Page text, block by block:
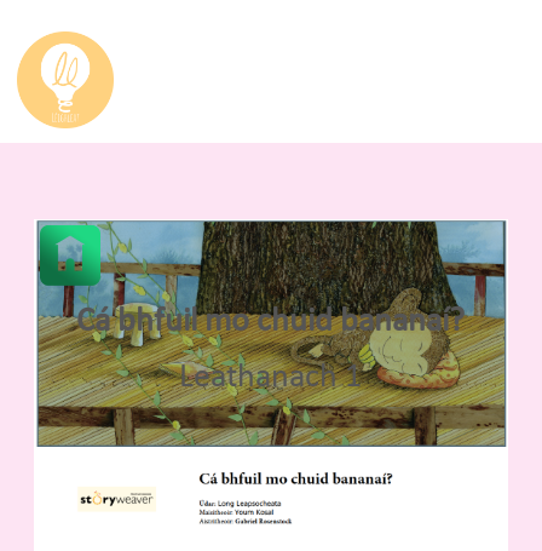
Cá bhfuil mo chuid bananaí?
Leathanach 1